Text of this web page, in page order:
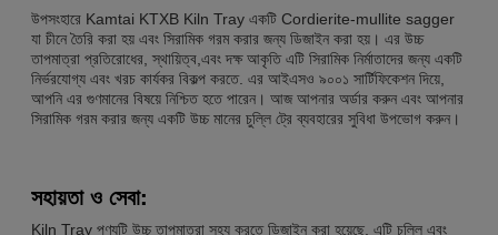
উপসংহারে Kamtai KTXB Kiln Tray একটি Cordierite-mullite sagger
যা চীনে তৈরি করা হয় এবং সিরামিক গরম করার জন্য ডিজাইন করা হয়। এর উচ্চ
তাপমাত্রা প্রতিরোধের, স্থায়িত্ব,এবং দক্ষ আকৃতি এটি সিরামিক নির্মাতাদের জন্য একটি
নির্ভরযোগ্য এবং খরচ কার্যকর বিকল্প করতে. এর আইএসও ৯০০১ সার্টিফিকেশন দিয়ে,
আপনি এর গুণমানের বিষয়ে নিশ্চিত হতে পারেন। আজ আপনার অর্ডার করুন এবং আপনার
সিরামিক গরম করার জন্য একটি উচ্চ মানের চুল্লি ট্রে ব্যবহারের সুবিধা উপভোগ করুন।
সহায়তা ও সেবা:
Kiln Tray পণ্যটি উচ্চ তাপমাত্রা সহ্য করতে ডিজাইন করা হয়েছে, এটি চুল্লি এবং